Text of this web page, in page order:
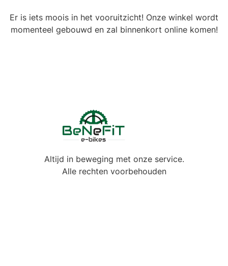
Er is iets moois in het vooruitzicht! Onze winkel wordt
momenteel gebouwd en zal binnenkort online komen!
Altijd in beweging met onze service.
Alle rechten voorbehouden